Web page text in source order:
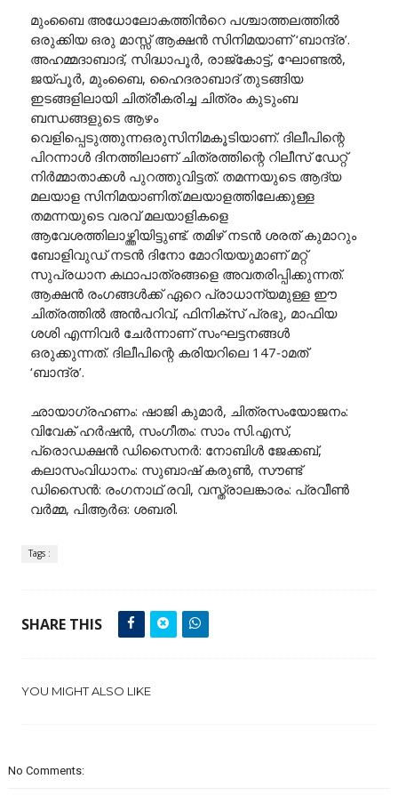
മുംബൈ അധോലോകത്തിൻറെ പശ്ചാത്തലത്തിൽ
ഒരുക്കിയ ഒരു മാസ്സ് ആക്ഷൻ സിനിമയാണ് ‘ബാന്ദ്ര’.
അഹമ്മദാബാദ്, സിദ്ധാപൂർ, രാജ്കോട്ട്, ഘോണ്ടൽ,
ജയ്പൂർ, മുംബൈ, ഹൈദരാബാദ് തുടങ്ങിയ
ഇടങ്ങളിലായി ചിത്രീകരിച്ച ചിത്രം കുടുംബ
ബന്ധങ്ങളുടെ ആഴം
വെളിപ്പെടുത്തുന്നഒരുസിനിമകൂടിയാണ്. ദിലീപിന്റെ
പിറന്നാൾ ദിനത്തിലാണ് ചിത്രത്തിന്റെ റിലീസ് ഡേറ്റ്
നിർമ്മാതാക്കൾ പുറത്തുവിട്ടത്. തമന്നയുടെ ആദ്യ
മലയാള സിനിമയാണിത്.മലയാളത്തിലേക്കുള്ള
തമന്നയുടെ വരവ് മലയാളികളെ
ആവേശത്തിലാഴ്ത്തിയിട്ടുണ്ട്. തമിഴ് നടൻ ശരത് കുമാറും
ബോളിവുഡ് നടൻ ദിനോ മോറിയയുമാണ് മറ്റ്
സുപ്രധാന കഥാപാത്രങ്ങളെ അവതരിപ്പിക്കുന്നത്.
ആക്ഷൻ രംഗങ്ങൾക്ക് ഏറെ പ്രാധാന്യമുള്ള ഈ
ചിത്രത്തിൽ അൻപറിവ്, ഫിനിക്സ് പ്രഭു, മാഫിയ
ശശി എന്നിവർ ചേർന്നാണ് സംഘട്ടനങ്ങൾ
ഒരുക്കുന്നത്. ദിലീപിന്റെ കരിയറിലെ 147-ാമത്
‘ബാന്ദ്ര’.
ഛായാഗ്രഹണം: ഷാജി കുമാർ, ചിത്രസംയോജനം:
വിവേക് ഹർഷൻ, സംഗീതം: സാം സി.എസ്,
പ്രൊഡക്ഷൻ ഡിസൈനർ: നോബിൾ ജേക്കബ്,
കലാസംവിധാനം: സുബാഷ് കരുൺ, സൗണ്ട്
ഡിസൈൻ: രംഗനാഥ് രവി, വസ്ത്രാലങ്കാരം: പ്രവീൺ
വർമ്മ, പിആർഒ: ശബരി.
Tags :
SHARE THIS
YOU MIGHT ALSO LIKE
No Comments: